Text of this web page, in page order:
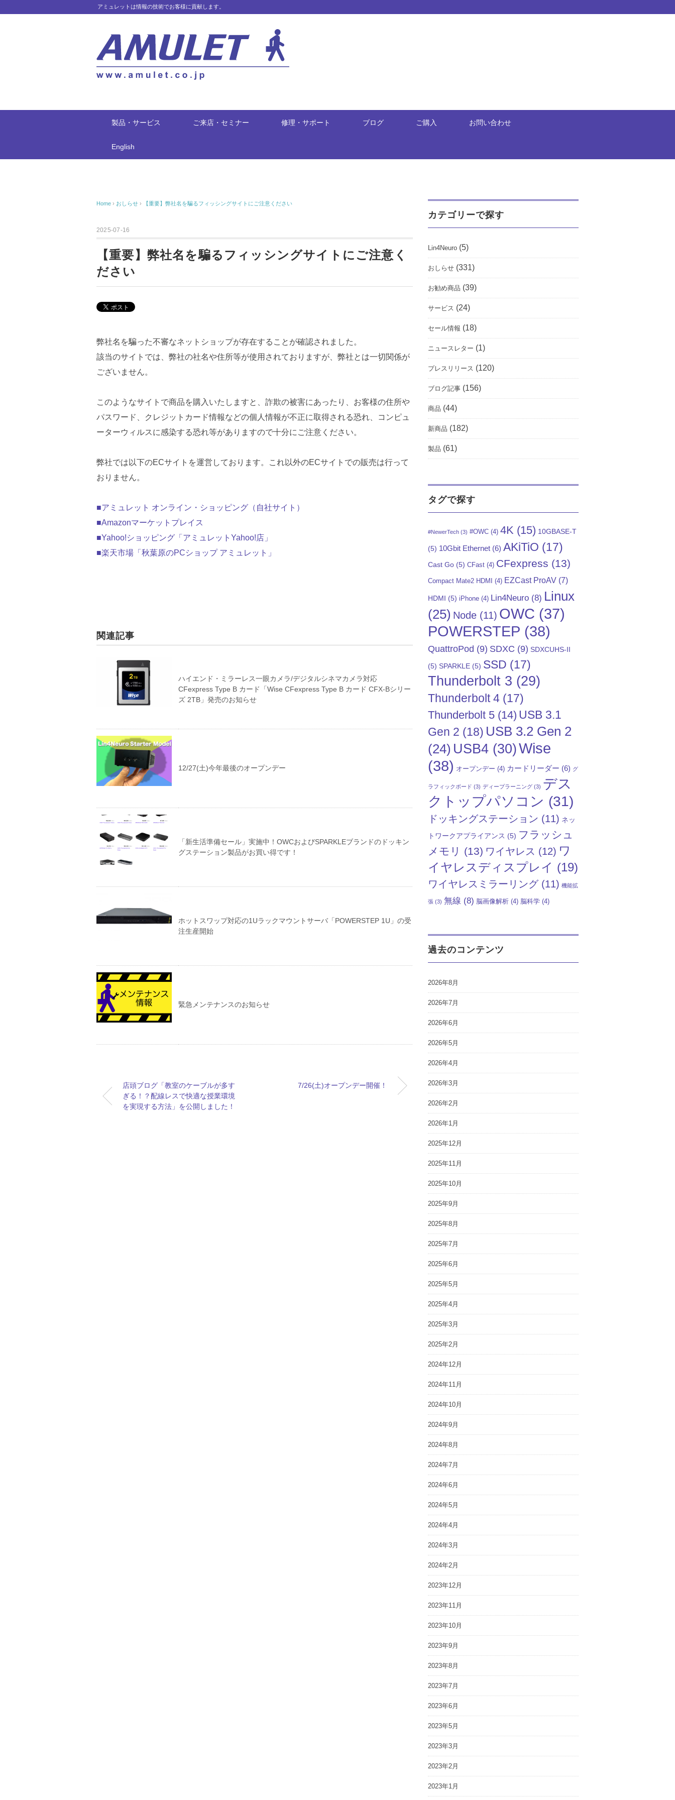
アミュレットは情報の技術でお客様に貢献します。
製品・サービス ご来店・セミナー 修理・サポート ブログ ご購入 お問い合わせ
English
Home › おしらせ › 【重要】弊社名を騙るフィッシングサイトにご注意ください
2025-07-16
【重要】弊社名を騙るフィッシングサイトにご注意く
ださい
弊社名を騙った不審なネットショップが存在することが確認されました。
該当のサイトでは、弊社の社名や住所等が使用されておりますが、弊社とは一切関係が
ございません。
このようなサイトで商品を購入いたしますと、詐欺の被害にあったり、お客様の住所や
パスワード、クレジットカード情報などの個人情報が不正に取得される恐れ、コンピュ
ーターウィルスに感染する恐れ等がありますので十分にご注意ください。
弊社では以下のECサイトを運営しております。これ以外のECサイトでの販売は行って
おりません。
■アミュレット オンライン・ショッピング（自社サイト）
■Amazonマーケットプレイス
■Yahoo!ショッピング「アミュレットYahoo!店」
■楽天市場「秋葉原のPCショップ アミュレット」
関連記事
ハイエンド・ミラーレス一眼カメラ/デジタルシネマカメラ対応
CFexpress Type B カード「Wise CFexpress Type B カード CFX-Bシリー
ズ 2TB」発売のお知らせ
12/27(土)今年最後のオープンデー
「新生活準備セール」実施中！OWCおよびSPARKLEブランドのドッキン
グステーション製品がお買い得です！
ホットスワップ対応の1Uラックマウントサーバ「POWERSTEP 1U」の受
注生産開始
緊急メンテナンスのお知らせ
店頭ブログ「教室のケーブルが多す
ぎる！？配線レスで快適な授業環境
を実現する方法」を公開しました！
7/26(土)オープンデー開催！
カテゴリーで探す
Lin4Neuro (5)
おしらせ (331)
お勧め商品 (39)
サービス (24)
セール情報 (18)
ニュースレター (1)
プレスリリース (120)
ブログ記事 (156)
商品 (44)
新商品 (182)
製品 (61)
タグで探す
#NewerTech (3) #OWC (4) 4K (15) 10GBASE-T
(5) 10Gbit Ethernet (6) AKiTiO (17)
Cast Go (5) CFast (4) CFexpress (13)
Compact Mate2 HDMI (4) EZCast ProAV (7)
HDMI (5) iPhone (4) Lin4Neuro (8) Linux
(25) Node (11) OWC (37)
POWERSTEP (38)
QuattroPod (9) SDXC (9) SDXCUHS-II
(5) SPARKLE (5) SSD (17)
Thunderbolt 3 (29)
Thunderbolt 4 (17)
Thunderbolt 5 (14) USB 3.1
Gen 2 (18) USB 3.2 Gen 2
(24) USB4 (30)Wise
(38) オープンデー (4) カードリーダー (6) グ
ラフィックボード (3) ディープラーニング (3) デス
クトップパソコン (31)
ドッキングステーション (11) ネッ
トワークアプライアンス (5) フラッシュ
メモリ (13) ワイヤレス (12) ワ
イヤレスディスプレイ (19)
ワイヤレスミラーリング(11) 機能拡
張 (3) 無線 (8) 脳画像解析 (4) 脳科学 (4)
過去のコンテンツ
2026年8月
2026年7月
2026年6月
2026年5月
2026年4月
2026年3月
2026年2月
2026年1月
2025年12月
2025年11月
2025年10月
2025年9月
2025年8月
2025年7月
2025年6月
2025年5月
2025年4月
2025年3月
2025年2月
2024年12月
2024年11月
2024年10月
2024年9月
2024年8月
2024年7月
2024年6月
2024年5月
2024年4月
2024年3月
2024年2月
2023年12月
2023年11月
2023年10月
2023年9月
2023年8月
2023年7月
2023年6月
2023年5月
2023年3月
2023年2月
2023年1月